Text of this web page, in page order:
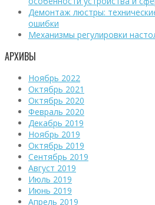
Демонтаж люстры:
ошибки
Механизмы регулировки
АРХИВЫ
Ноябрь 2022
Октябрь 2021
Октябрь 2020
Февраль 2020
Декабрь 2019
Ноябрь 2019
Октябрь 2019
Сентябрь 2019
Август 2019
Июль 2019
Июнь 2019
Апрель 2019